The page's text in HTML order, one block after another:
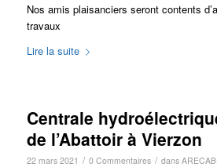
Nos amis plaisanciers seront contents
travaux
Lire la suite
Centrale
de l’Abattoir à Vierzon
22 mars 2021 / 0 Commentaires / dans